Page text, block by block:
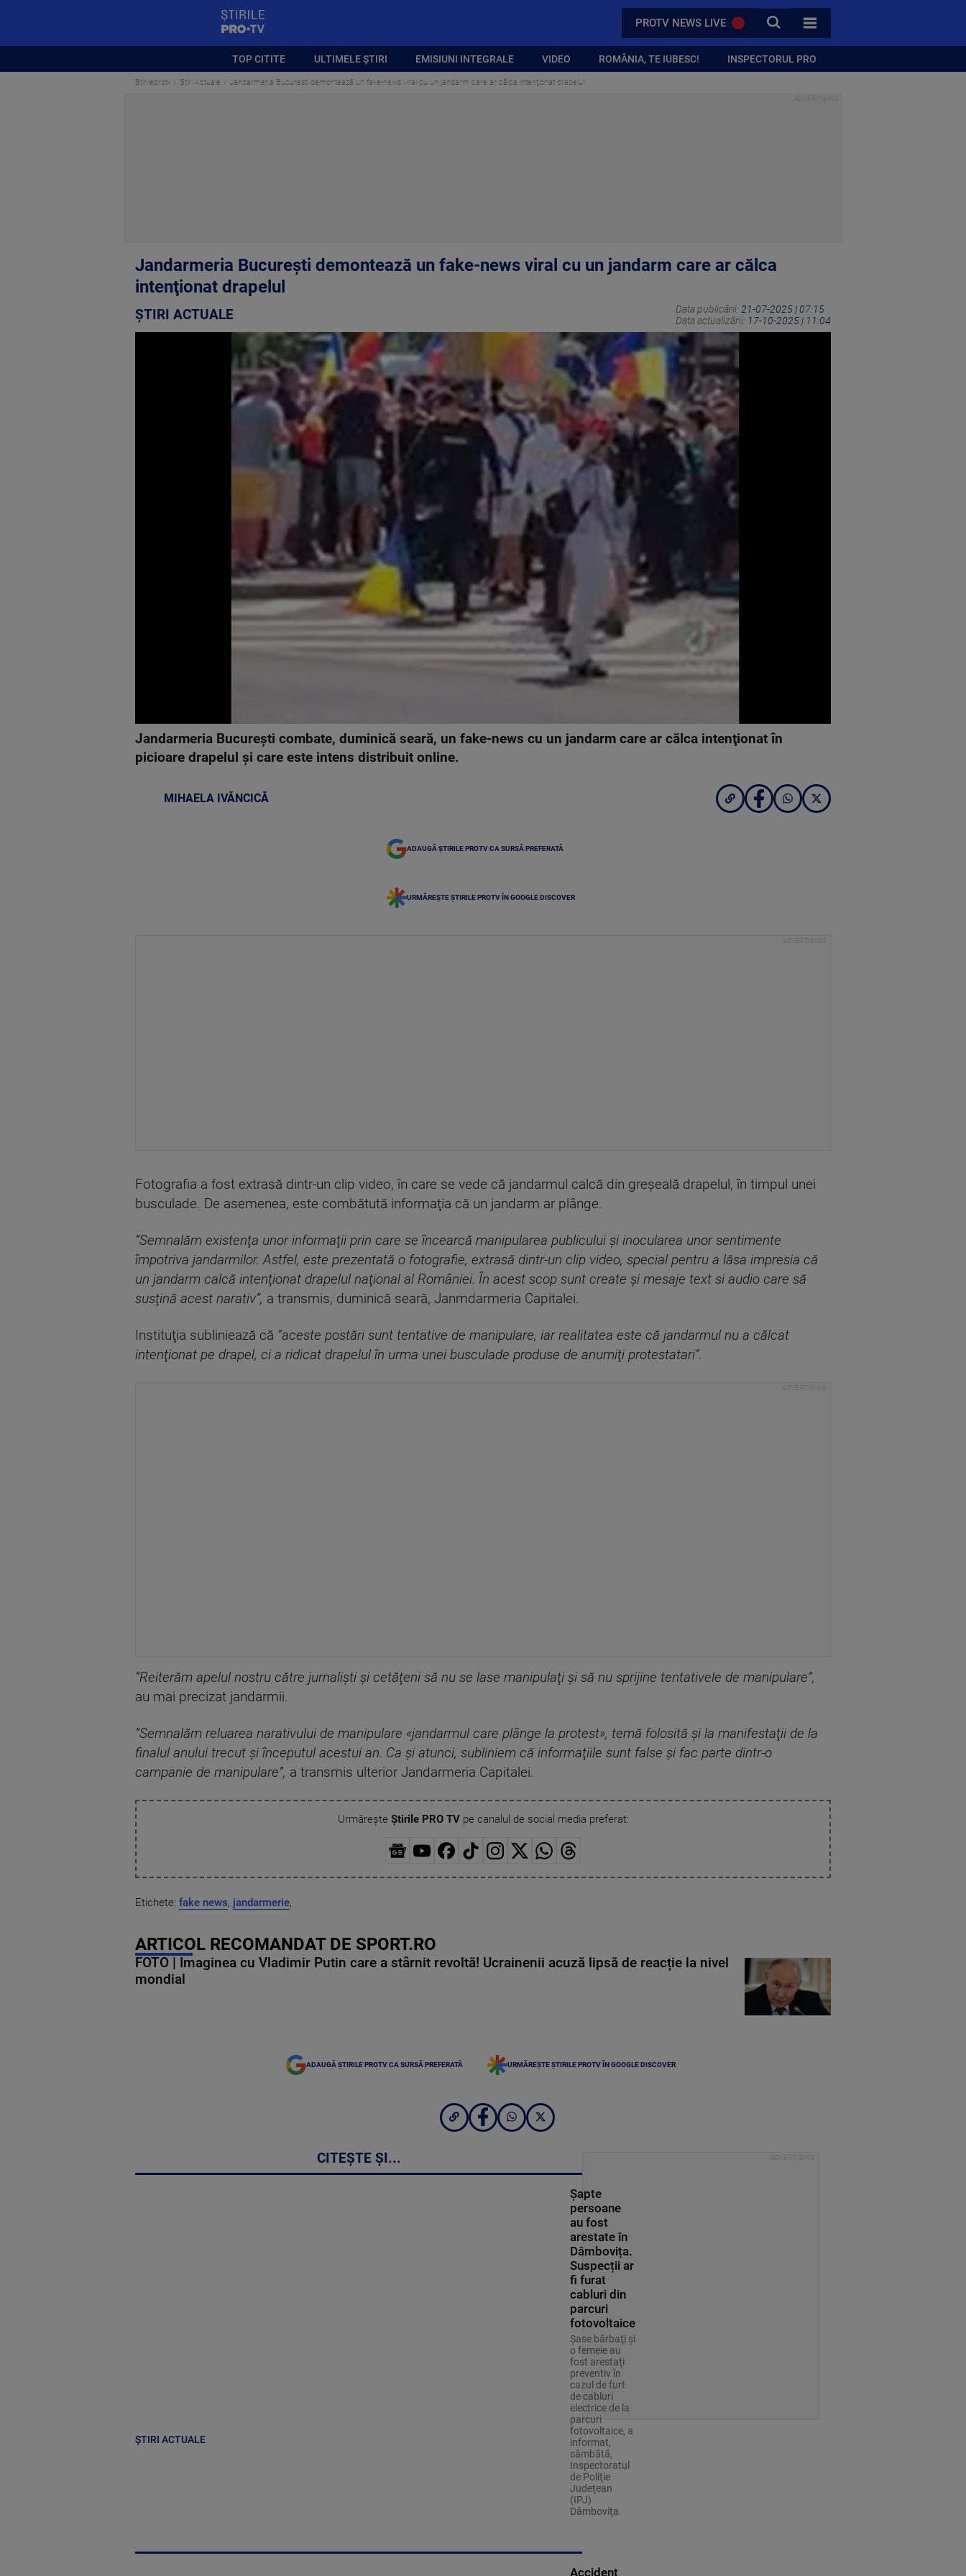
PROTV NEWS LIVE CAUTA
TOATE CATEGORIILE
TOP CITITE ULTIMELE ȘTIRI EMISIUNI INTEGRALE VIDEO ROMÂNIA, TE IUBESC! INSPECTORUL PRO
Stirileprotv Știri Actuale Jandarmeria Bucureşti demontează un fake-news viral cu un jandarm care ar călca intenţionat drapelul
Jandarmeria Bucureşti demontează un fake-news viral cu un jandarm care ar călca
intenţionat drapelul
ȘTIRI ACTUALE Data publicării: 21-07-2025 | 07:15
Data actualizării: 17-10-2025 | 11:04
Jandarmeria Bucureşti combate, duminică seară, un fake-news cu un jandarm care ar călca intenţionat în
picioare drapelul şi care este intens distribuit online.
MIHAELA IVĂNCICĂ
ADAUGĂ ȘTIRILE PROTV CA SURSĂ PREFERATĂ
URMĂREȘTE ȘTIRILE PROTV ÎN GOOGLE DISCOVER
Fotografia a fost extrasă dintr-un clip video, în care se vede că jandarmul calcă din greşeală drapelul, în timpul unei
busculade. De asemenea, este combătută informaţia că un jandarm ar plânge.
”Semnalăm existenţa unor informaţii prin care se încearcă manipularea publicului şi inocularea unor sentimente
împotriva jandarmilor. Astfel, este prezentată o fotografie, extrasă dintr-un clip video, special pentru a lăsa impresia că
un jandarm calcă intenţionat drapelul naţional al României. În acest scop sunt create şi mesaje text si audio care să
susţină acest narativ”, a transmis, duminică seară, Janmdarmeria Capitalei.
Instituţia subliniează că ”aceste postări sunt tentative de manipulare, iar realitatea este că jandarmul nu a călcat
intenţionat pe drapel, ci a ridicat drapelul în urma unei busculade produse de anumiţi protestatari”.
”Reiterăm apelul nostru către jurnalişti şi cetăţeni să nu se lase manipulaţi şi să nu sprijine tentativele de manipulare”,
au mai precizat jandarmii.
”Semnalăm reluarea narativului de manipulare «jandarmul care plânge la protest», temă folosită şi la manifestaţii de la
finalul anului trecut şi începutul acestui an. Ca şi atunci, subliniem că informaţiile sunt false şi fac parte dintr-o
campanie de manipulare”, a transmis ulterior Jandarmeria Capitalei.
Urmărește Știrile PRO TVpe canalul de social media preferat:
Etichete: fake news, jandarmerie,
ARTICOL RECOMANDAT DE SPORT.RO
FOTO | Imaginea cu Vladimir Putin care a stârnit revoltă! Ucrainenii acuză lipsă de reacție la nivel
mondial
ADAUGĂ ȘTIRILE PROTV CA SURSĂ PREFERATĂ URMĂREȘTE ȘTIRILE PROTV ÎN GOOGLE DISCOVER
CITEȘTE ȘI...
ȘTIRI ACTUALE
Șapte
persoane
au fost
arestate în
Dâmbovița.
Suspecții ar
fi furat
cabluri din
parcuri
fotovoltaice
Şase bărbaţi şi
o femeie au
fost arestaţi
preventiv în
cazul de furt
de cabluri
electrice de la
parcuri
fotovoltaice, a
informat,
sâmbătă,
Inspectoratul
de Poliţie
Judeţean
(IPJ)
Dâmboviţa.
Accident